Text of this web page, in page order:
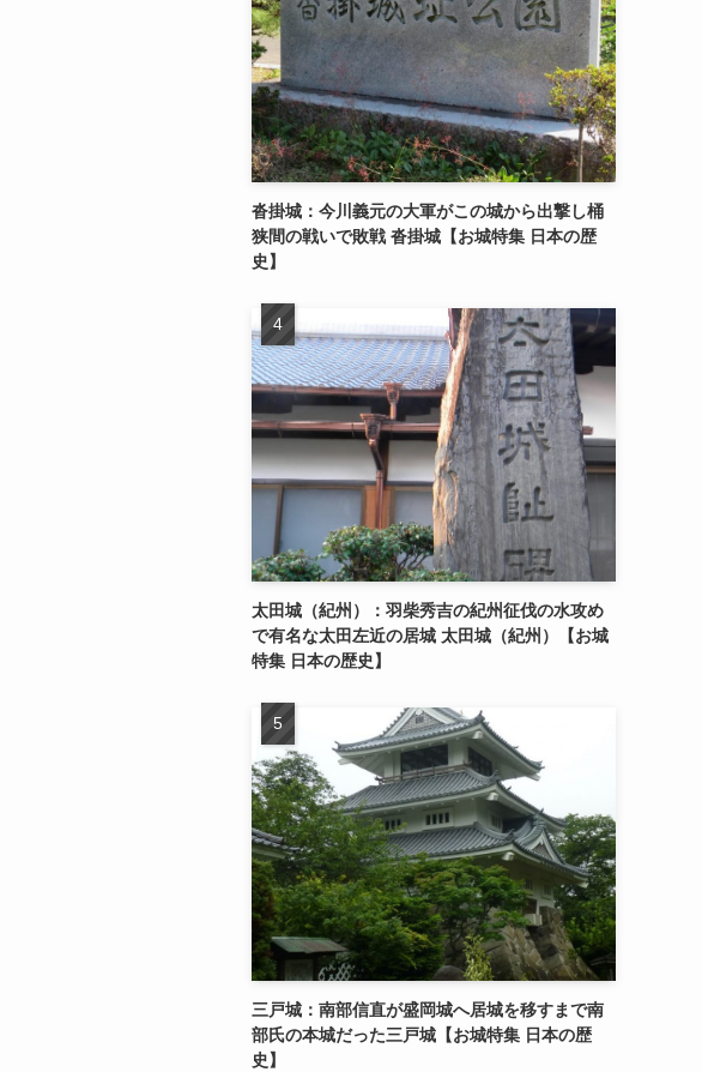
沓掛城：今川義元の大軍がこの城から出撃し桶
狭間の戦いで敗戦 沓掛城【お城特集 日本の歴
史】
太田城（紀州）：羽柴秀吉の紀州征伐の水攻め
で有名な太田左近の居城 太田城（紀州）【お城
特集 日本の歴史】
三戸城：南部信直が盛岡城へ居城を移すまで南
部氏の本城だった三戸城【お城特集 日本の歴
史】